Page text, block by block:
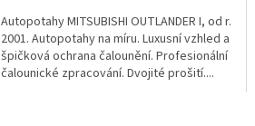
Autopotahy MITSUBISHI OUTLANDER I, od r.
2001. Autopotahy na míru. Luxusní vzhled a
špičková ochrana čalounění. Profesionální
čalounické zpracování. Dvojité prošití....